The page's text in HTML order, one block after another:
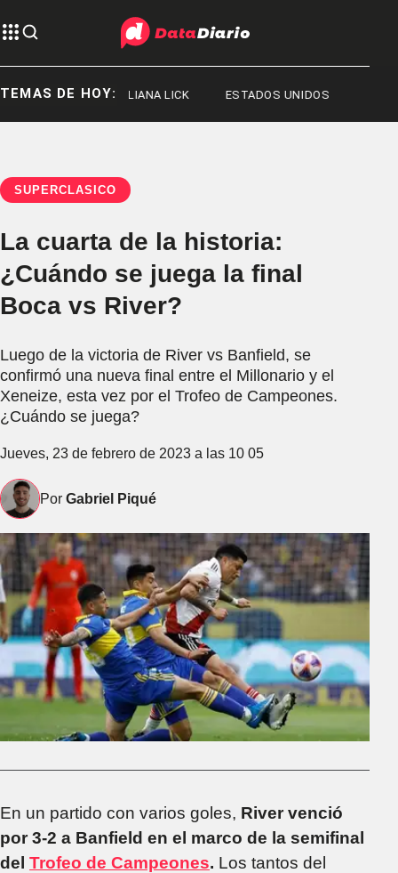
TEMAS DE HOY:
MESSI ILIANA LICK ESTADOS UNIDOS
SUPERCLÁSICO
La cuarta de la historia:
¿Cuándo se juega la final
Boca vs River?
Luego de la victoria de River vs Banfield, se
confirmó una nueva final entre el Millonario y el
Xeneize, esta vez por el Trofeo de Campeones.
¿Cuándo se juega?
Jueves, 23 de febrero de 2023 a las 10 05
Por Gabriel Piqué
En un partido con varios goles, River venció
por 3-2 a Banfield en el marco de la semifinal
del Trofeo de Campeones. Los tantos del